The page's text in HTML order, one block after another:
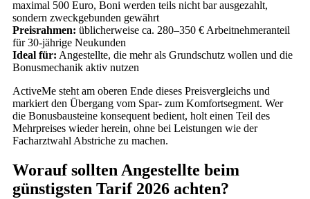
maximal 500 Euro, Boni werden teils nicht bar ausgezahlt,
sondern zweckgebunden gewährt
Preisrahmen: üblicherweise ca. 280–350 € Arbeitnehmeranteil
für 30-jährige Neukunden
Ideal für: Angestellte, die mehr als Grundschutz wollen und die
Bonusmechanik aktiv nutzen
ActiveMe steht am oberen Ende dieses Preisvergleichs und
markiert den Übergang vom Spar- zum Komfortsegment. Wer
die Bonusbausteine konsequent bedient, holt einen Teil des
Mehrpreises wieder herein, ohne bei Leistungen wie der
Facharztwahl Abstriche zu machen.
Worauf sollten Angestellte beim
günstigsten Tarif 2026 achten?